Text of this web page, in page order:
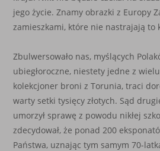
jego życie. Znamy obrazki z Europy
zamieszkami, które nie nastrajają to
Zbulwersowało nas, myślących
ubiegłoroczne, niestety jedne z
kolekcjoner broni z Torunia, traci
warty setki tysięcy złotych. Sąd
umorzył sprawę z powodu nikłej
zdecydował, że ponad 200
Państwa, uznając tym samym 70-